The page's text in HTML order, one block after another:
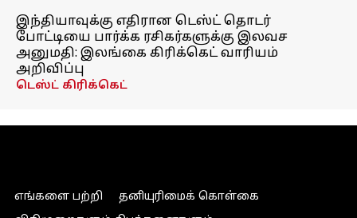
இந்தியாவுக்கு எதிரான டெஸ்ட் தொடர்
போட்டியை பார்க்க ரசிகர்களுக்கு இலவச
அனுமதி: இலங்கை கிரிக்கெட் வாரியம்
அறிவிப்பு
டெஸ்ட் கிரிக்கெட்
எங்களை பற்றி
தனியுரிமைக் கொள்கை